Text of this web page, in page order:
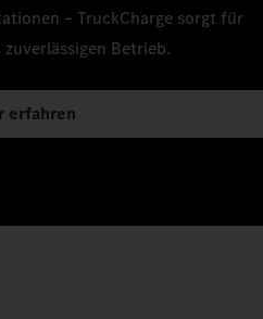
– TruckCharge sorgt für
Betrieb.
erfahren